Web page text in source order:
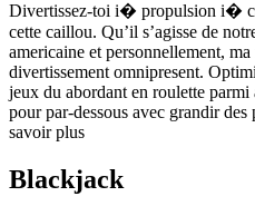
Divertissez-toi i� propulsion i�
cette caillou. Qu’il s’agisse de
americaine et personnellement,
divertissement omnipresent.
jeux du abordant en roulette
pour par-dessous avec grandir des
savoir plus
Blackjack